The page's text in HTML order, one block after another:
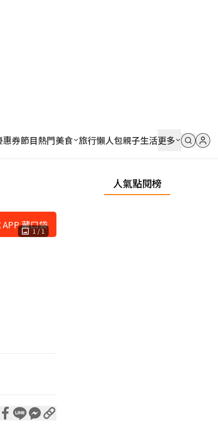
惠券節目熱門美食 旅行懶人包親子生活更多
1/1
APP 藏口袋
人氣點閱榜